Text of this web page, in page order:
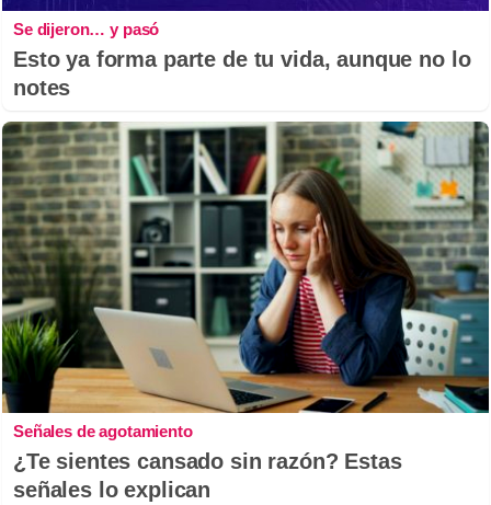
Se dijeron… y pasó
Esto ya forma parte de tu vida, aunque no lo
notes
Señales de agotamiento
¿Te sientes cansado sin razón? Estas
señales lo explican